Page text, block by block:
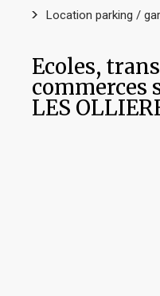
Location parking /
Ecoles,
commerces
LES